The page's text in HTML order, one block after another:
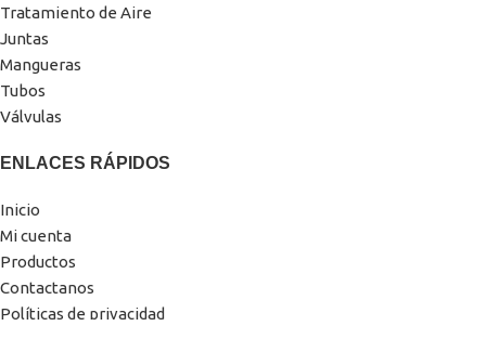
Tratamiento de Aire
Juntas
Mangueras
Tubos
Válvulas
ENLACES RÁPIDOS
Inicio
Mi cuenta
Productos
Contactanos
Políticas de privacidad